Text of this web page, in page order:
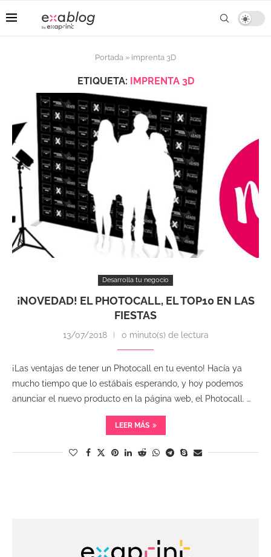
Portada » imprenta 3D
ETIQUETA: IMPRENTA 3D
Desarrolla tu negocio
¡NOVEDAD! EL PHOTOCALL, EL TOP10 EN LAS
FIESTAS
13/07/2018 0 minuto(s) de lectura
¡Las ventajas de tener un Photocall en tu evento! Hacía ya
mucho tiempo que lo estábais esperando, y hoy podemos
anunciar el nuevo producto en la página web, el Photocall. …
LEER MÁS